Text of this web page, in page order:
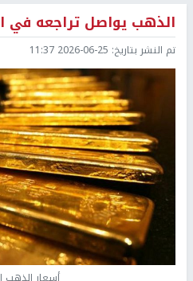
الذهب يواصل تراجعه في
تم النشر بتاريخ: 2026-06-25 11:37